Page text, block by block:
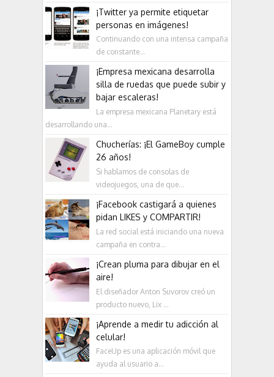
¡Twitter ya permite etiquetar
personas en imágenes!
Continuando con una intensa campaña
de constante...
¡Empresa mexicana desarrolla
silla de ruedas que puede subir y
bajar escaleras!
La empresa mexicana Planetary está
desarrollando una...
Chucherías: ¡El GameBoy cumple
26 años!
Si hablamos de consolas de
videojuegos, una de que...
¡Facebook castigará a quienes
pidan LIKES y COMPARTIR!
La red social está iniciando una nueva
campaña en contra...
¡Crean pluma para dibujar en el
aire!
El diseñador Anton Suvorov creó un
producto nuevo, Lix ...
¡Aprende a medir tu adicción al
celular!
FaceUp es una aplicación móvil que
ayuda al usuario a...